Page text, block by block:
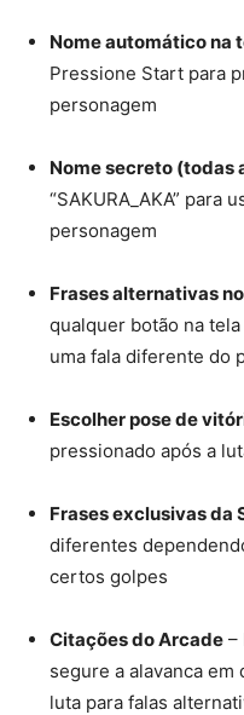
Nome automático na
Pressione Start para
personagem
Nome secreto (todas
“SAKURA_AKA” para
personagem
Frases alternativas
qualquer botão na
uma fala diferente do
Escolher pose de
pressionado após a
Frases exclusivas da
diferentes
certos golpes
Citações do Arcade –
segure a alavanca
luta para falas